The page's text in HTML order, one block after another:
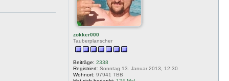
zokker000
Tauberplanscher
Beiträge: 2338
Registriert: Sonntag 13. Januar 2013, 12:30
Wohnort: 97941 TBB